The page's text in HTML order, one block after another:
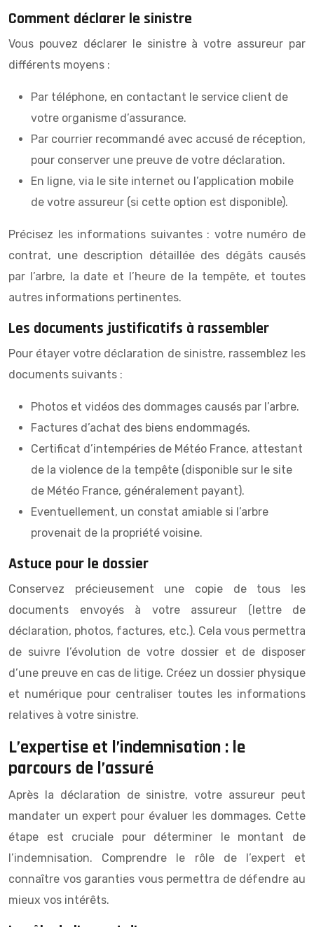
Comment déclarer le sinistre
Vous pouvez déclarer le sinistre à votre assureur par
différents moyens :
Par téléphone, en contactant le service client de
votre organisme d’assurance.
Par courrier recommandé avec accusé de réception,
pour conserver une preuve de votre déclaration.
En ligne, via le site internet ou l’application mobile
de votre assureur (si cette option est disponible).
Précisez les informations suivantes : votre numéro de
contrat, une description détaillée des dégâts causés
par l’arbre, la date et l’heure de la tempête, et toutes
autres informations pertinentes.
Les documents justificatifs à rassembler
Pour étayer votre déclaration de sinistre, rassemblez les
documents suivants :
Photos et vidéos des dommages causés par l’arbre.
Factures d’achat des biens endommagés.
Certificat d’intempéries de Météo France, attestant
de la violence de la tempête (disponible sur le site
de Météo France, généralement payant).
Eventuellement, un constat amiable si l’arbre
provenait de la propriété voisine.
Astuce pour le dossier
Conservez précieusement une copie de tous les
documents envoyés à votre assureur (lettre de
déclaration, photos, factures, etc.). Cela vous permettra
de suivre l’évolution de votre dossier et de disposer
d’une preuve en cas de litige. Créez un dossier physique
et numérique pour centraliser toutes les informations
relatives à votre sinistre.
L’expertise et l’indemnisation : le
parcours de l’assuré
Après la déclaration de sinistre, votre assureur peut
mandater un expert pour évaluer les dommages. Cette
étape est cruciale pour déterminer le montant de
l’indemnisation. Comprendre le rôle de l’expert et
connaître vos garanties vous permettra de défendre au
mieux vos intérêts.